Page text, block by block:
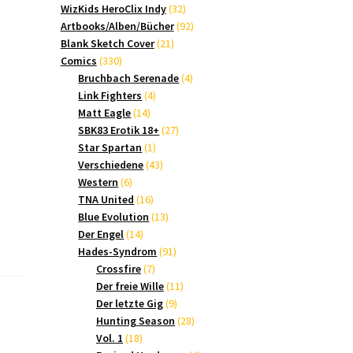
Produkte
WizKids HeroClix Indy 3232
Produkte
Artbooks/Alben/Bücher 9292
Blank Sketch Cover 2121
Comics 330330
Produkte
Bruchbach Serenade 44
Link Fighters 44
Matt Eagle 1414
Produkte
SBK83 Erotik 18+ 2727
Star Spartan 11
Produkt
Verschiedene 4343
Western 66
Produkte
TNA United 1616
Produkte
Blue Evolution 1313
Der Engel 1414
Produkte
Hades-Syndrom 9191
Crossfire 77
Produkte
Der freie Wille 1111
Der letzte Gig 99
Produkte
Hunting Season 2828
Vol. 1 1818